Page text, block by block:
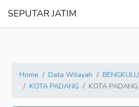
SEPUTAR JATIM
Home Data Wilayah BENGKULU
KOTA PADANG
KOTA PADANG